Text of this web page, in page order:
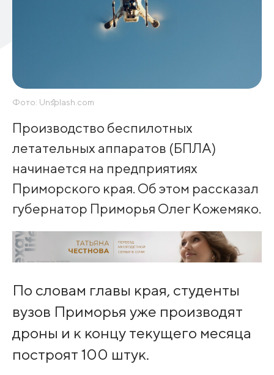
Фото: Unsplash.com
Производство беспилотных
летательных аппаратов (БПЛА)
начинается на предприятиях
Приморского края. Об этом рассказал
губернатор Приморья Олег Кожемяко.
По словам главы края, студенты
вузов Приморья уже производят
дроны и к концу текущего месяца
построят 100 штук.